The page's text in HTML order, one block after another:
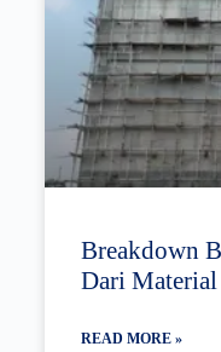
Breakdown
Dari
READ MORE »